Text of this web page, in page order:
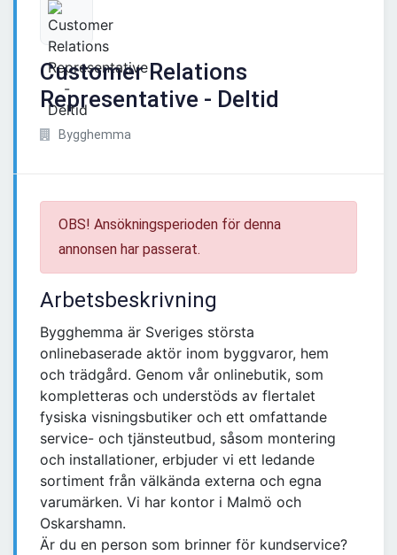
Customer Relations
Representative - Deltid
Bygghemma
OBS! Ansökningsperioden för denna
annonsen har passerat.
Arbetsbeskrivning
Bygghemma är Sveriges största
onlinebaserade aktör inom byggvaror, hem
och trädgård. Genom vår onlinebutik, som
kompletteras och understöds av flertalet
fysiska visningsbutiker och ett omfattande
service- och tjänsteutbud, såsom montering
och installationer, erbjuder vi ett ledande
sortiment från välkända externa och egna
varumärken. Vi har kontor i Malmö och
Oskarshamn.
Är du en person som brinner för kundservice?